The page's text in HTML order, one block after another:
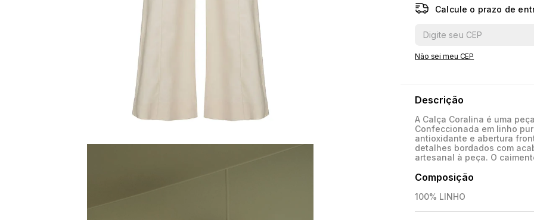
Calcule o prazo de
Não sei meu CEP
Descrição
A Calça Coralina é uma
Confeccionada em linho
antioxidante e abertura
detalhes bordados com
artesanal à peça. O
Composição
100% LINHO